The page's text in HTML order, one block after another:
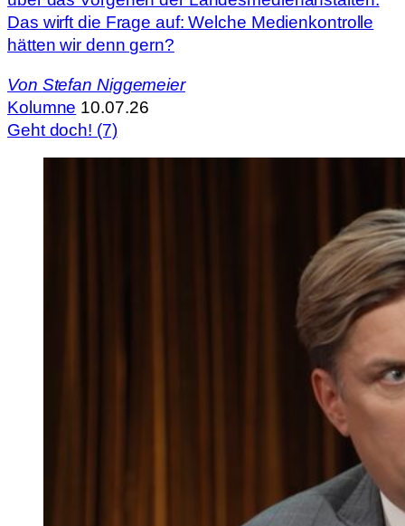
Das wirft die Frage auf: Welche Medienkontrolle
hätten wir denn gern?
Von Stefan Niggemeier
Kolumne 10.07.26
Geht doch! (7)